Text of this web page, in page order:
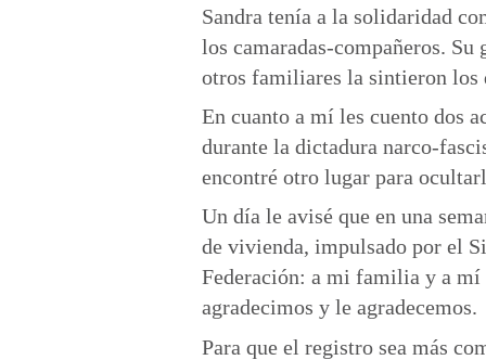
Sandra tenía a la solidaridad
los camaradas-compañeros. Su
otros familiares la sintieron los
En cuanto a mí les cuento dos
durante la dictadura narco-
encontré otro lugar para
Un día le avisé que en una
de vivienda, impulsado por el
Federación: a mi familia y a mí
agradecimos y le agradecemos.
Para que el registro sea más